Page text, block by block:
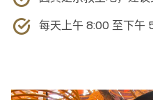
每天上午 8:00 至下午